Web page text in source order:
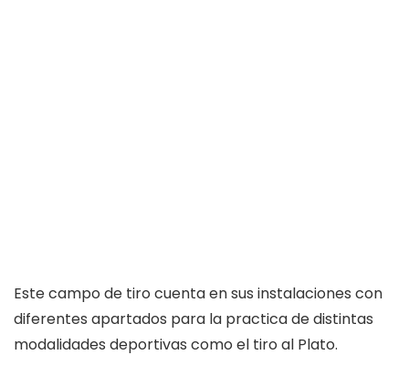
Este campo de tiro cuenta en sus instalaciones con
diferentes apartados para la practica de distintas
modalidades deportivas como el tiro al Plato.